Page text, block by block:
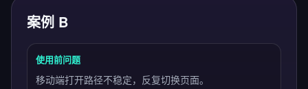
案例 B
使用前问题
移动端打开路径不稳定，反复切换页面。